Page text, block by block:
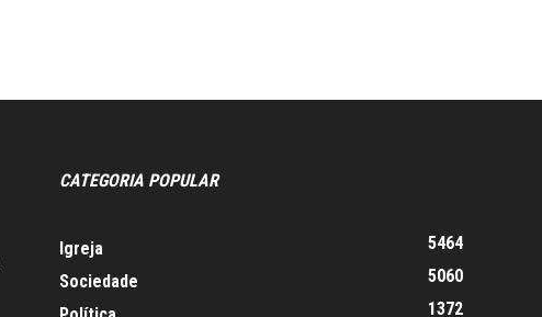
CATEGORIA POPULAR
Igreja
5464
Sociedade
5060
1372